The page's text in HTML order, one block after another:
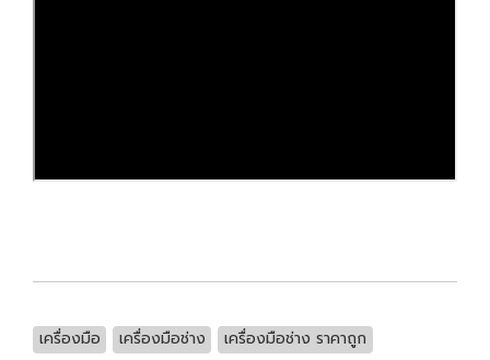
เครื่องมือ เครื่องมือช่าง
เครื่องมือช่าง ราคาถูก